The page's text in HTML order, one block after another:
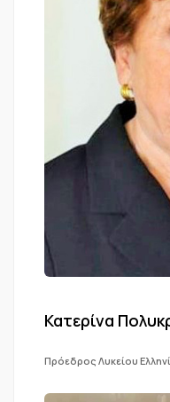
Κατερίνα
Πρόεδρος Λυκείου